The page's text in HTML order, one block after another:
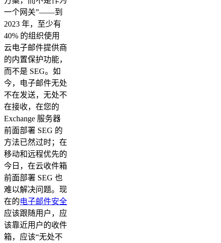
一个网关”——到
2023 年，至少有
40% 的组织使用
云电子邮件提供商
的内置保护功能，
而不是 SEG。如
今，电子邮件无处
不在发送，无处不
在接收，在您的
Exchange 服务器
前面部署 SEG 的
方法已然过时；在
移动和远程优先的
今日，在云收件箱
前面部署 SEG 也
难以解决问题。现
在的电子邮件安全
应该跟随用户，应
该靠近用户的收件
箱，应该“无处不